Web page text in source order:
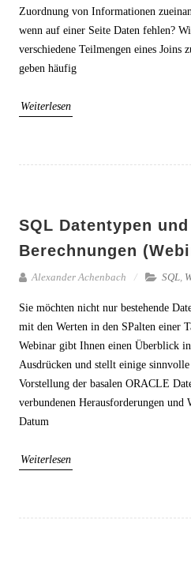
Zuordnung von Informationen
wenn auf einer Seite Daten fehlen?
verschiedene Teilmengen eines Joins
geben häufig
Weiterlesen
SQL Datentypen und
Berechnungen
Alexander Achenbach SQL,
Sie möchten nicht nur bestehende
mit den Werten in den SPalten einer
Webinar gibt Ihnen einen Überblick
Ausdrücken und stellt einige
Vorstellung der basalen ORACLE
verbundenen Herausforderungen und
Datum
Weiterlesen